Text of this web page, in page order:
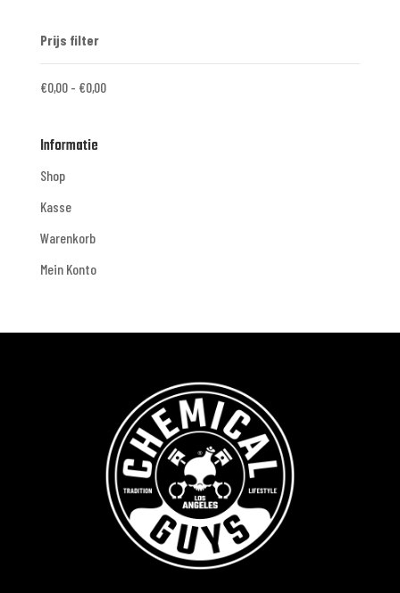
Prijs filter
€0,00- €0,00
Informatie
Shop
Kasse
Warenkorb
Mein Konto